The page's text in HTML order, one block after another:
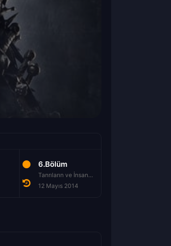
6.Bölüm
Tanrıların ve İnsanların Yasaları
12 Mayıs 2014